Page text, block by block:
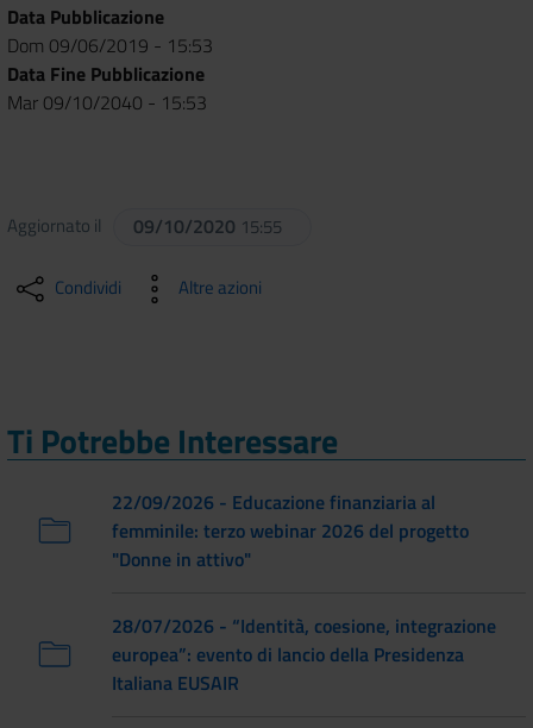
Data Pubblicazione
Dom 09/06/2019 - 15:53
Data Fine Pubblicazione
Mar 09/10/2040 - 15:53
Aggiornato il 09/10/2020 15:55
Condividi Altre azioni
Ti Potrebbe Interessare
22/09/2026 - Educazione finanziaria al
femminile: terzo webinar 2026 del progetto
"Donne in attivo"
28/07/2026 - “Identità, coesione, integrazione
europea”: evento di lancio della Presidenza
Italiana EUSAIR